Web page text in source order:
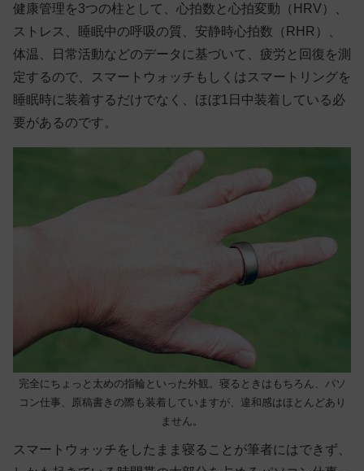
健康管理を3つの柱として、心拍数と心拍変動（HRV）、
ストレス、睡眠中の呼吸の質、安静時心拍数（RHR）、
体温、日常活動などのデータに基づいて、疲労と回復を測
定するので、スマートウォッチもしくはスマートリングを
睡眠時に装着するだけでなく、ほぼ1日中装着している必
要があるのです。
完全にちょっと太めの指輪といった外観。寝るときはもちろん、パソ
コン仕事、原稿書きの際も装着していますが、違和感はほとんどあり
ません。
スマートウォッチをしたまま寝ることが筆者にはできず、